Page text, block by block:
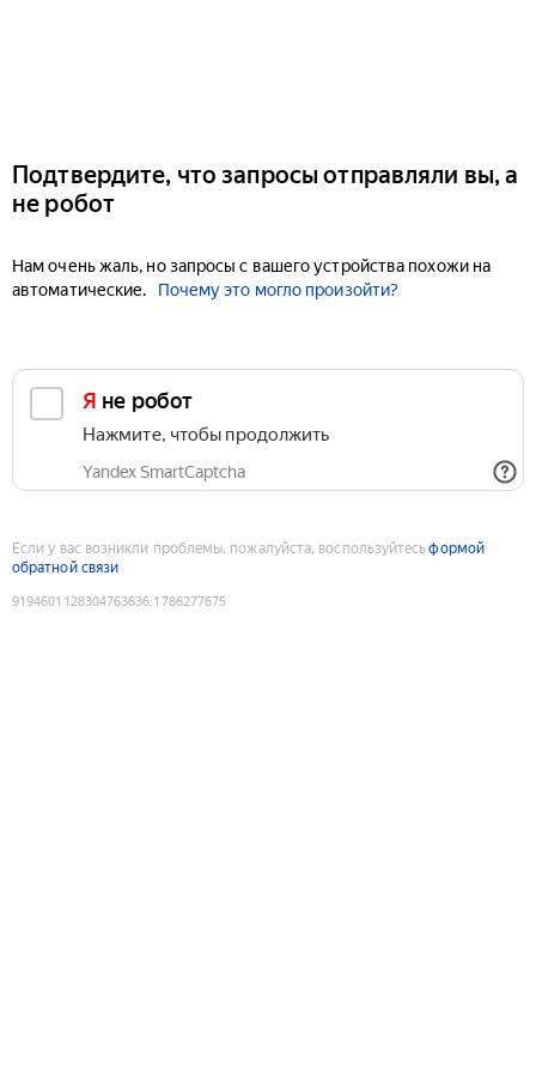
Подтвердите, что запросы отправляли вы, а
не робот
Нам очень жаль, но запросы с вашего устройства похожи на
автоматические.
Почему это могло произойти?
Я не робот
Нажмите, чтобы продолжить
Yandex SmartCaptcha
Если у вас возникли проблемы, пожалуйста, воспользуйтесьформой
обратной связи
9194601128304763636:1786277675